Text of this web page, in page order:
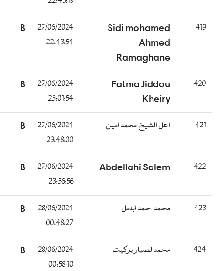
Sidi mohamed
Ahmed
Ramaghane
27/06/2024
22:43:54
B ناجح
Fatma Jiddou
Kheiry
27/06/2024
23:01:54
B ناجح
اعل الشيخ محمد امين
27/06/2024
23:48:00
B غائب
Abdellahi Salem
27/06/2024
23:56:56
B ناجح
محمد احمد ابدمل
28/06/2024
00:48:27
B غائب
محمدالصبار يركيت
28/06/2024
00:58:10
B راسب